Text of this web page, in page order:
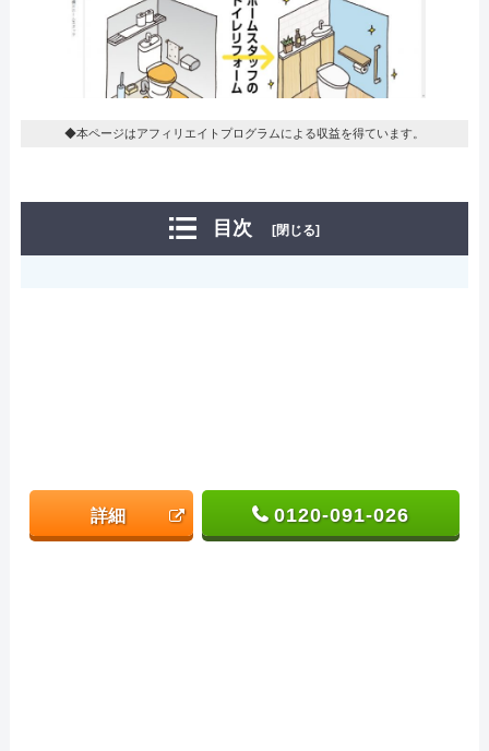
◆本ページはアフィリエイトプログラムによる収益を得ています。
目次 [閉じる]
詳細 0120-091-026